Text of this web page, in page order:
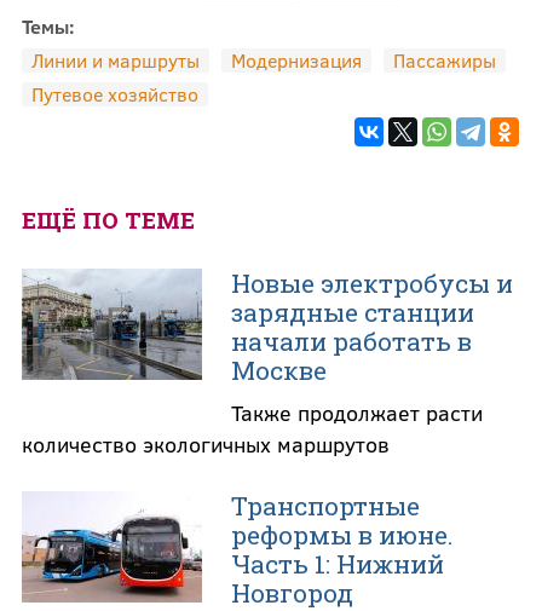
Темы:
Линии и маршруты
Модернизация
Пассажиры
Путевое хозяйство
ЕЩЁ ПО ТЕМЕ
Новые электробусы и
зарядные станции
начали работать в
Москве
Также продолжает расти
количество экологичных маршрутов
Транспортные
реформы в июне.
Часть 1: Нижний
Новгород